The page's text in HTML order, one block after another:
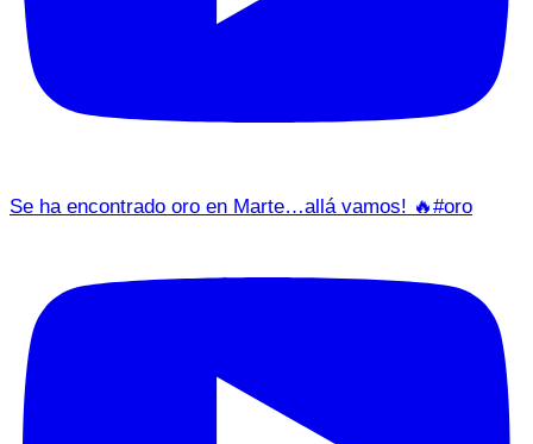
Se ha encontrado oro en Marte…allá vamos! 🔥#oro